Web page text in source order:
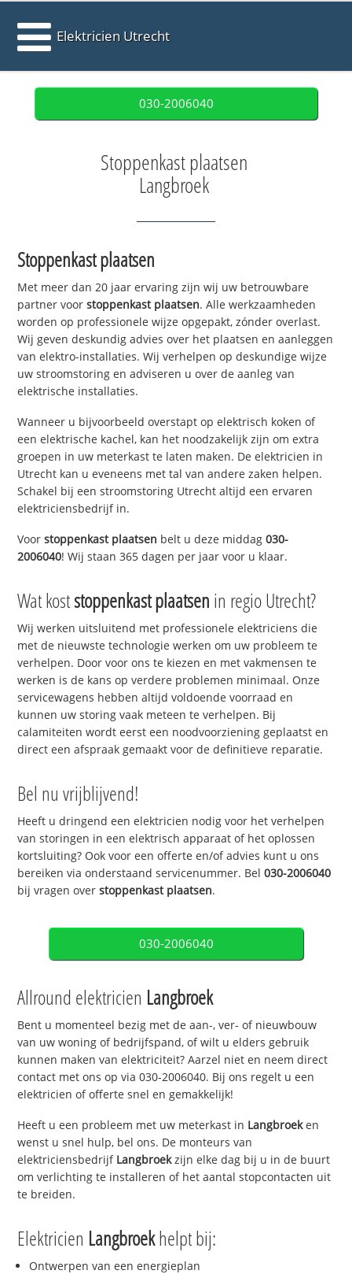
Elektricien Utrecht
030-2006040
Stoppenkast plaatsen
Langbroek
Stoppenkast plaatsen
Met meer dan 20 jaar ervaring zijn wij uw betrouwbare
partner voorstoppenkast plaatsen. Alle werkzaamheden
worden op professionele wijze opgepakt, zónder overlast.
Wij geven deskundig advies over het plaatsen en aanleggen
van elektro-installaties. Wij verhelpen op deskundige wijze
uw stroomstoring en adviseren u over de aanleg van
elektrische installaties.
Wanneer u bijvoorbeeld overstapt op elektrisch koken of
een elektrische kachel, kan het noodzakelijk zijn om extra
groepen in uw meterkast te laten maken. De elektricien in
Utrecht kan u eveneens met tal van andere zaken helpen.
Schakel bij een stroomstoring Utrecht altijd een ervaren
elektriciensbedrijf in.
Voorstoppenkast plaatsen belt u deze middag030-
2006040! Wij staan 365 dagen per jaar voor u klaar.
Wat koststoppenkast plaatsen in regio Utrecht?
Wij werken uitsluitend met professionele elektriciens die
met de nieuwste technologie werken om uw probleem te
verhelpen. Door voor ons te kiezen en met vakmensen te
werken is de kans op verdere problemen minimaal. Onze
servicewagens hebben altijd voldoende voorraad en
kunnen uw storing vaak meteen te verhelpen. Bij
calamiteiten wordt eerst een noodvoorziening geplaatst en
direct een afspraak gemaakt voor de definitieve reparatie.
Bel nu vrijblijvend!
Heeft u dringend een elektricien nodig voor het verhelpen
van storingen in een elektrisch apparaat of het oplossen
kortsluiting? Ook voor een offerte en/of advies kunt u ons
bereiken via onderstaand servicenummer. Bel030-2006040
bij vragen overstoppenkast plaatsen.
030-2006040
Allround elektricien Langbroek
Bent u momenteel bezig met de aan-, ver- of nieuwbouw
van uw woning of bedrijfspand, of wilt u elders gebruik
kunnen maken van elektriciteit? Aarzel niet en neem direct
contact met ons op via 030-2006040. Bij ons regelt u een
elektricien of offerte snel en gemakkelijk!
Heeft u een probleem met uw meterkast in Langbroeken
wenst u snel hulp, bel ons. De monteurs van
elektriciensbedrijf Langbroekzijn elke dag bij u in de buurt
om verlichting te installeren of het aantal stopcontacten uit
te breiden.
Elektricien Langbroekhelpt bij:
Ontwerpen van een energieplan